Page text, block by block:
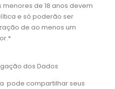
de 18 anos devem
e só poderão ser
de ao menos um
dos Dados
pode compartilhar seus